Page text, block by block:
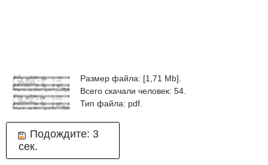
Размер файла: [1,71 Mb].
Всего скачали человек: 54.
Тип файла: pdf.
Подождите: 2
сек.